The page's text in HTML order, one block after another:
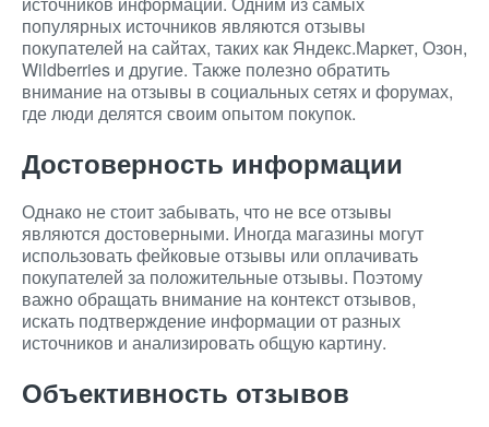
популярных источников являются отзывы
покупателей на сайтах, таких как Яндекс.Маркет, Озон,
Wildberries и другие. Также полезно обратить
внимание на отзывы в социальных сетях и форумах,
где люди делятся своим опытом покупок.
Достоверность информации
Однако не стоит забывать, что не все отзывы
являются достоверными. Иногда магазины могут
использовать фейковые отзывы или оплачивать
покупателей за положительные отзывы. Поэтому
важно обращать внимание на контекст отзывов,
искать подтверждение информации от разных
источников и анализировать общую картину.
Объективность отзывов